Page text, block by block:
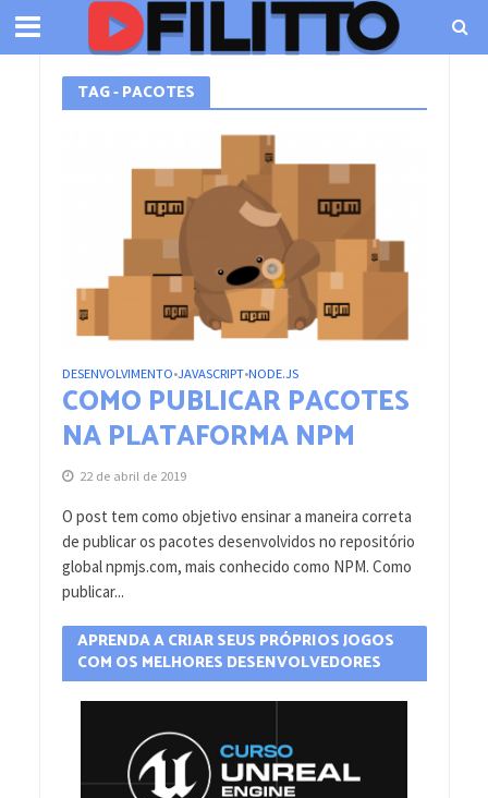
TAG - PACOTES
DESENVOLVIMENTO•JAVASCRIPT•NODE.JS
COMO PUBLICAR PACOTES
NA PLATAFORMA NPM
22 de abril de 2019
O post tem como objetivo ensinar a maneira correta
de publicar os pacotes desenvolvidos no repositório
global npmjs.com, mais conhecido como NPM. Como
publicar...
APRENDA A CRIAR SEUS PRÓPRIOS JOGOS
COM OS MELHORES DESENVOLVEDORES